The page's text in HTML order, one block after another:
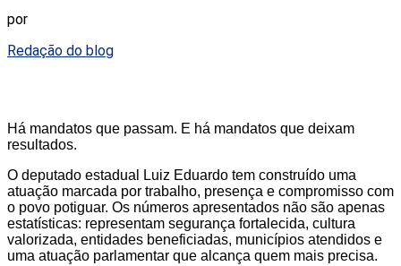
por
Redação do blog
Há mandatos que passam. E há mandatos que deixam
resultados.
O deputado estadual Luiz Eduardo tem construído uma
atuação marcada por trabalho, presença e compromisso com
o povo potiguar. Os números apresentados não são apenas
estatísticas: representam segurança fortalecida, cultura
valorizada, entidades beneficiadas, municípios atendidos e
uma atuação parlamentar que alcança quem mais precisa.